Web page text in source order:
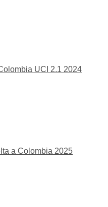
UCI 2.1 2024
a Colombia 2025